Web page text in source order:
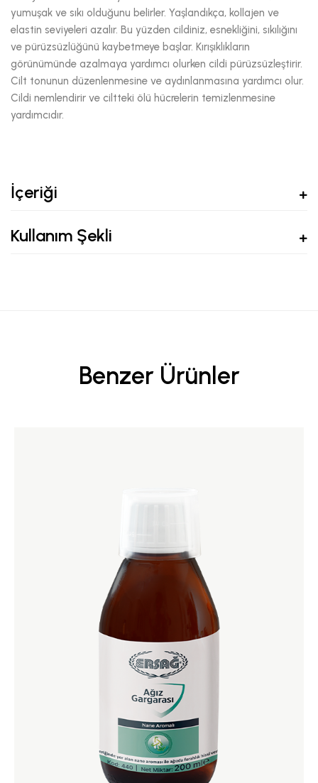
yumuşak ve sıkı olduğunu belirler. Yaşlandıkça, kollajen ve
elastin seviyeleri azalır. Bu yüzden cildiniz, esnekliğini, sıkılığını
ve pürüzsüzlüğünü kaybetmeye başlar. Kırışıklıkların
görünümünde azalmaya yardımcı olurken cildi pürüzsüzleştirir.
Cilt tonunun düzenlenmesine ve aydınlanmasına yardımcı olur.
Cildi nemlendirir ve ciltteki ölü hücrelerin temizlenmesine
yardımcıdır.
İçeriği
Kullanım Şekli
Benzer Ürünler